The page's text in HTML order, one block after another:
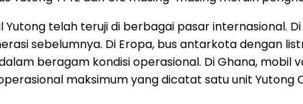
telah teruji di berbagai pasar internasional.
sebelumnya. Di Eropa, bus antarkota dengan
beragam kondisi operasional. Di Ghana, mobil
maksimum yang dicatat satu unit Yutong